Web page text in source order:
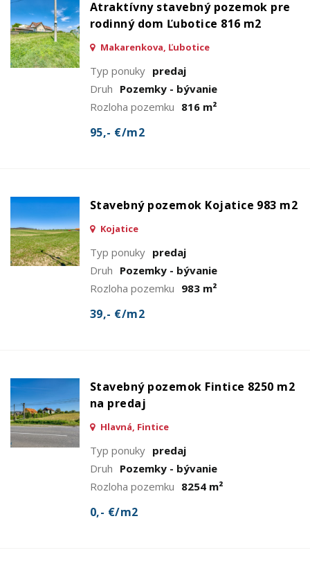
Atraktívny stavebný pozemok pre
rodinný dom Ľubotice 816 m2
Makarenkova, Ľubotice
Typ ponuky predaj
Druh Pozemky - bývanie
Rozloha pozemku 816 m²
95,- €/m2
Stavebný pozemok Kojatice 983 m2
Kojatice
Typ ponuky predaj
Druh Pozemky - bývanie
Rozloha pozemku 983 m²
39,- €/m2
Stavebný pozemok Fintice 8250 m2
na predaj
Hlavná, Fintice
Typ ponuky predaj
Druh Pozemky - bývanie
Rozloha pozemku 8254 m²
0,- €/m2